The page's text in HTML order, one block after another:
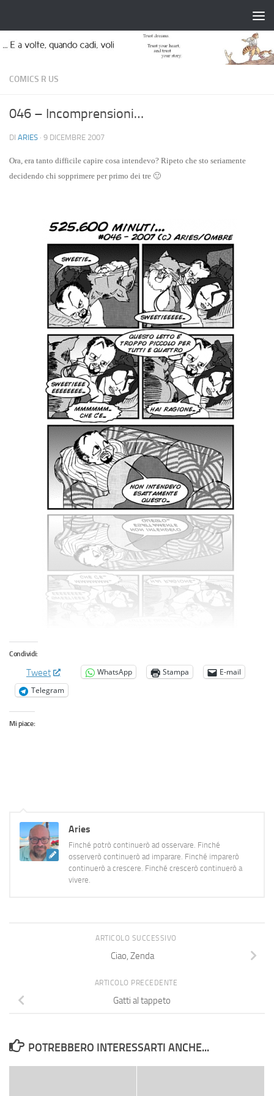
COMICS R US
046 – Incomprensioni…
DI ARIES · 9 DICEMBRE 2007
Ora, era tanto difficile capire cosa intendevo? Ripeto che sto seriamente
decidendo chi sopprimere per primo dei tre 🙂
Condividi:
Tweet WhatsApp Stampa
E-mail
Telegram
Mi piace:
Aries
Finché potrò continuerò ad osservare. Finché
osserverò continuerò ad imparare. Finché imparerò
continuerò a crescere. Finché crescerò continuerò a
vivere.
ARTICOLO SUCCESSIVO
Ciao, Zenda
ARTICOLO PRECEDENTE
Gatti al tappeto
POTREBBERO INTERESSARTI ANCHE...